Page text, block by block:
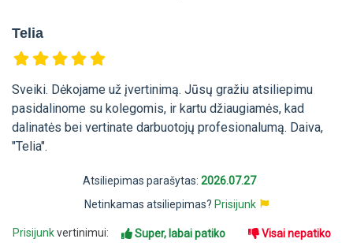
Telia
Sveiki. Dėkojame už įvertinimą. Jūsų gražiu atsiliepimu
pasidalinome su kolegomis, ir kartu džiaugiamės, kad
dalinatės bei vertinate darbuotojų profesionalumą. Daiva,
"Telia".
Atsiliepimas parašytas: 2026.07.27
Netinkamas atsiliepimas? Prisijunk
Prisijunkvertinimui: Super, labai patiko Visai nepatiko